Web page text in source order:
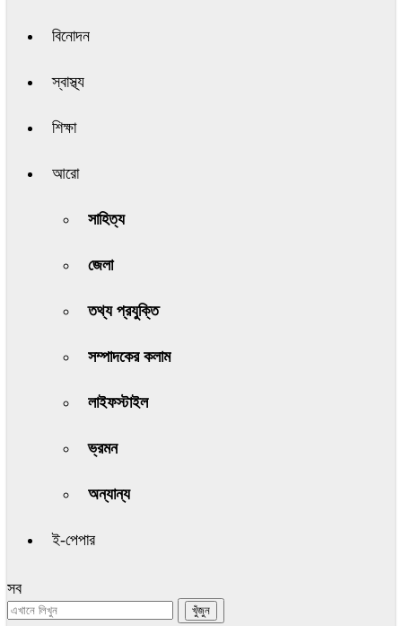
বিনোদন
স্বাস্থ্য
শিক্ষা
আরো
সাহিত্য
জেলা
তথ্য প্রযুক্তি
সম্পাদকের কলাম
লাইফস্টাইল
ভ্রমন
অন্যান্য
ই-পেপার
সব